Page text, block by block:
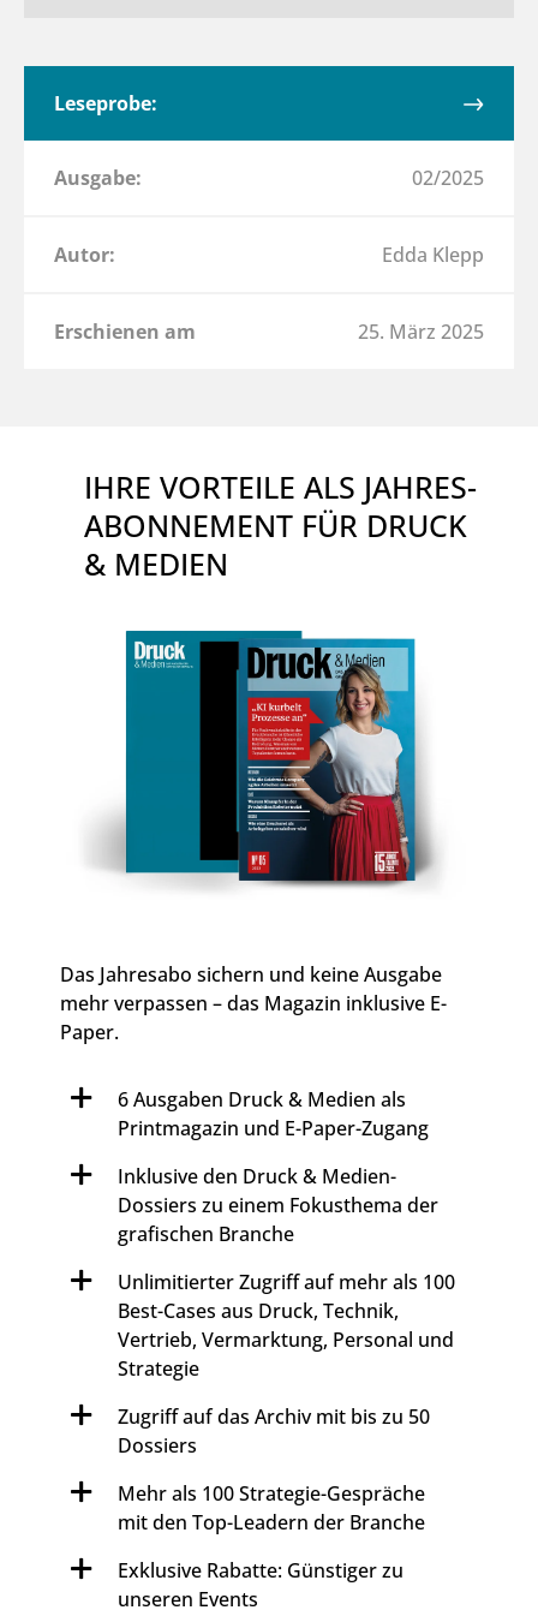
Leseprobe:
Ausgabe: 02/2025
Autor: Edda Klepp
Erschienen am 25. März 2025
IHRE VORTEILE ALS JAHRES-
ABONNEMENT FÜR DRUCK
& MEDIEN
Das Jahresabo sichern und keine Ausgabe
mehr verpassen – das Magazin inklusive E-
Paper.
6 Ausgaben Druck & Medien als
Printmagazin und E-Paper-Zugang
Inklusive den Druck & Medien-
Dossiers zu einem Fokusthema der
grafischen Branche
Unlimitierter Zugriff auf mehr als 100
Best-Cases aus Druck, Technik,
Vertrieb, Vermarktung, Personal und
Strategie
Zugriff auf das Archiv mit bis zu 50
Dossiers
Mehr als 100 Strategie-Gespräche
mit den Top-Leadern der Branche
Exklusive Rabatte: Günstiger zu
unseren Events